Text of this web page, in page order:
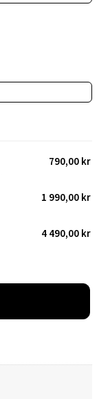
790,00 kr
1 990,00 kr
4 490,00 kr